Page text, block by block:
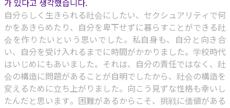
가 있다고 생각했습니다.
自分らしく生きられる社会にしたい、セクシュアリティで何
かをあきらめたり、自分を卑下せずに暮らすことができる社
会を作りたいという思いでした。私自身も、自分と向き合
い、自分を受け入れるまでに時間がかかりました。学校時代
はいじめにもあいました。それは、自分の責任ではなく、社
会の構造に問題があることが自明でしたから、社会の構造を
変えるために立ち上がりました。向こう見ずな性格も幸いし
たんだと思います。困難があるからこそ、挑戦に価値がある